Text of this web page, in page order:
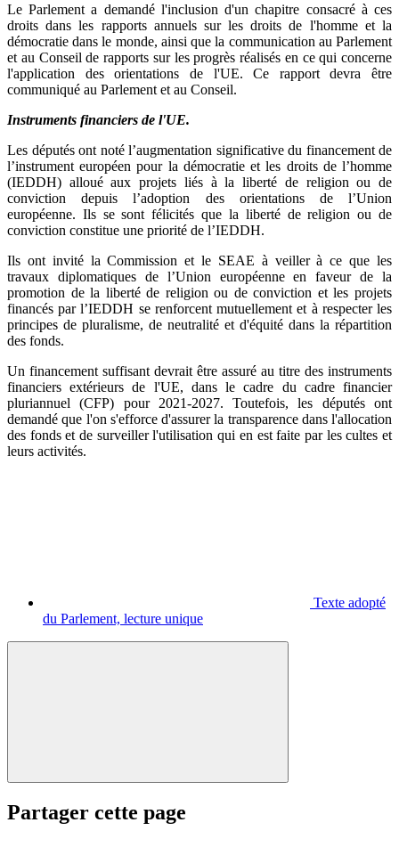
Le Parlement a demandé l'inclusion d'un chapitre consacré à ces
droits dans les rapports annuels sur les droits de l'homme et la
démocratie dans le monde, ainsi que la communication au Parlement
et au Conseil de rapports sur les progrès réalisés en ce qui concerne
l'application des orientations de l'UE. Ce rapport devra être
communiqué au Parlement et au Conseil.
Instruments financiers de l'UE.
Les députés ont noté l’augmentation significative du financement de
l’instrument européen pour la démocratie et les droits de l’homme
(IEDDH) alloué aux projets liés à la liberté de religion ou de
conviction depuis l’adoption des orientations de l’Union
européenne. Ils se sont félicités que la liberté de religion ou de
conviction constitue une priorité de l’IEDDH.
Ils ont invité la Commission et le SEAE à veiller à ce que les
travaux diplomatiques de l’Union européenne en faveur de la
promotion de la liberté de religion ou de conviction et les projets
financés par l’IEDDH se renforcent mutuellement et à respecter les
principes de pluralisme, de neutralité et d'équité dans la répartition
des fonds.
Un financement suffisant devrait être assuré au titre des instruments
financiers extérieurs de l'UE, dans le cadre du cadre financier
pluriannuel (CFP) pour 2021-2027. Toutefois, les députés ont
demandé que l'on s'efforce d'assurer la transparence dans l'allocation
des fonds et de surveiller l'utilisation qui en est faite par les cultes et
leurs activités.
Texte adopté
du Parlement, lecture unique
Partager cette page